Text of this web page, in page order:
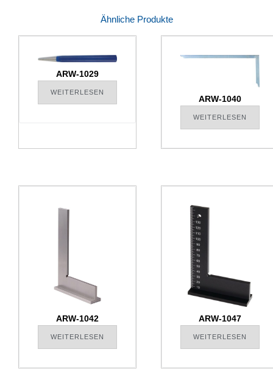
Ähnliche Produkte
ARW-1029
WEITERLESEN
ARW-1040
WEITERLESEN
ARW-1042
WEITERLESEN
ARW-1047
WEITERLESEN